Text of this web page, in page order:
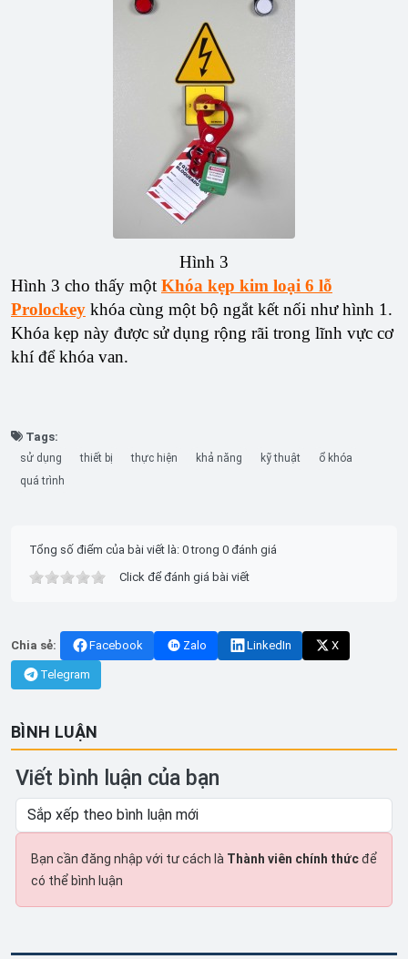
Hình 3
Hình 3 cho thấy một Khóa kẹp kim loại 6 lỗ
Prolockey khóa cùng một bộ ngắt kết nối như hình 1.
Khóa kẹp này được sử dụng rộng rãi trong lĩnh vực cơ
khí để khóa van.
Tags:
sử dụng thiết bị thực hiện khả năng kỹ thuật
ổ khóa
quá trình
Tổng số điểm của bài viết là: 0 trong 0 đánh giá
Click để đánh giá bài viết
Chia sẻ: Facebook Zalo LinkedIn X
Telegram
BÌNH LUẬN
Viết bình luận của bạn
Bạn cần đăng nhập với tư cách là Thành viên chính thứcđể
có thể bình luận